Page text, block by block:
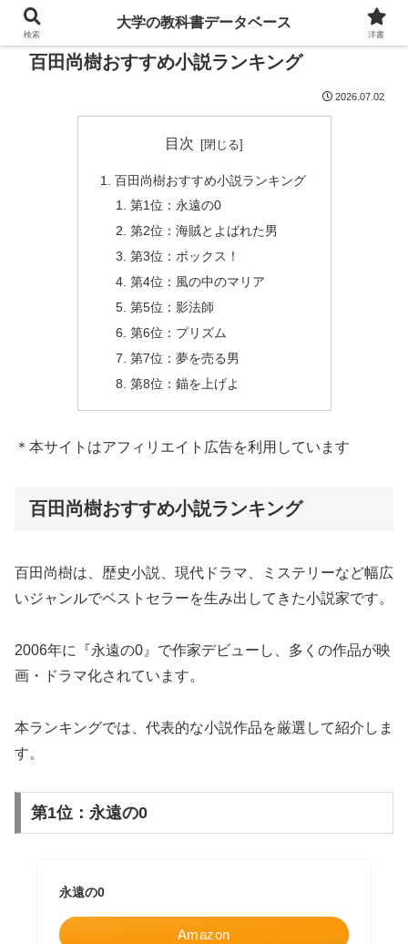
百田尚樹おすすめ小説ランキング
2026.07.02
目次
百田尚樹おすすめ小説ランキング
第1位：永遠の0
第2位：海賊とよばれた男
第3位：ボックス！
第4位：風の中のマリア
第5位：影法師
第6位：プリズム
第7位：夢を売る男
第8位：錨を上げよ
＊本サイトはアフィリエイト広告を利用しています
百田尚樹おすすめ小説ランキング
百田尚樹は、歴史小説、現代ドラマ、ミステリーなど幅広
いジャンルでベストセラーを生み出してきた小説家です。
2006年に『永遠の0』で作家デビューし、多くの作品が映
画・ドラマ化されています。
本ランキングでは、代表的な小説作品を厳選して紹介しま
す。
第1位：永遠の0
永遠の0
Amazon
検索
大学の教科書データベース
洋書